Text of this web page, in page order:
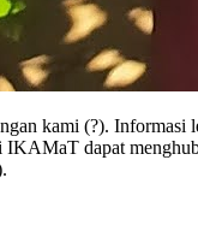
kami (?). Informasi
IKAMaT dapat